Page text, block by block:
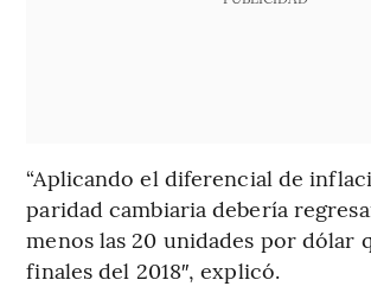
“Aplicando el diferencial de
paridad cambiaria debería
menos las 20 unidades por dólar
finales del 2018″, explicó.